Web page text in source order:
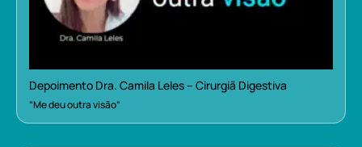
Depoimento Dra. Camila Leles – Cirurgiã Digestiva
“Me deu outra visão”